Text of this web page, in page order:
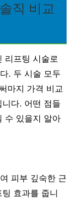
직 비교
리프팅 시술로
. 두 시술 모두
마지 가격 비교
다. 어떤 점들
수 있을지 알아
피부 깊숙한 근
효과를 줍니